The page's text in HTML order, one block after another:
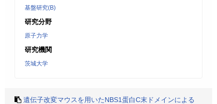
基盤研究(B)
研究分野
原子力学
研究機関
茨城大学
遺伝子改変マウスを用いたNBS1蛋白C末ドメインによる